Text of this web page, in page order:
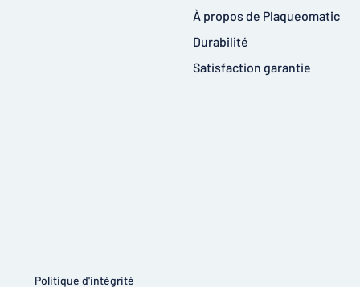
À propos de Plaqueomatic
Durabilité
Satisfaction garantie
Politique d'intégrité